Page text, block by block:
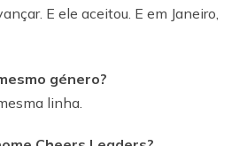
E ele aceitou. E em Janeiro,
género?
linha.